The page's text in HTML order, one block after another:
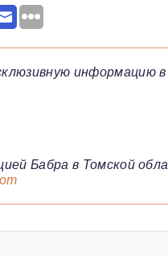
информацию в
Бабра в Томской